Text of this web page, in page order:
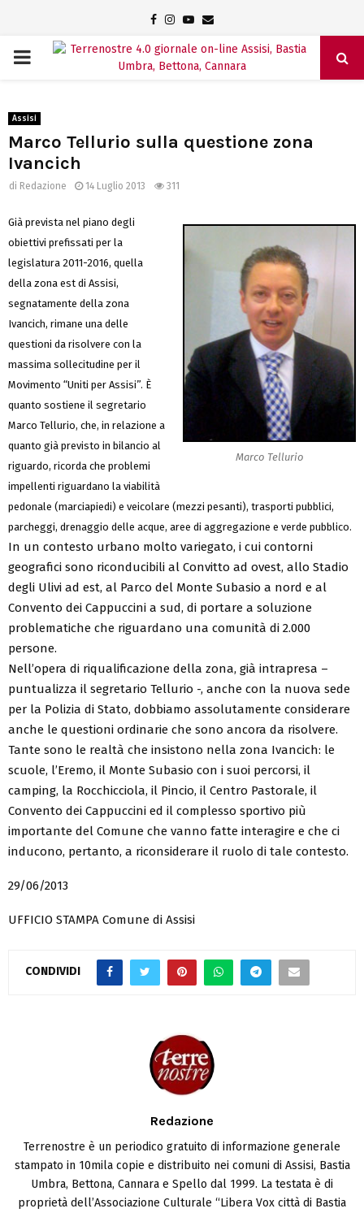
Facebook
Instagram
Youtube
Email
PRIMARY
Assisi
Marco Tellurio sulla questione zona
Ivancich
di Redazione 14 Luglio 2013 311
Marco Tellurio
Già prevista nel piano degli
obiettivi prefissati per la
legislatura 2011-2016, quella
della zona est di Assisi,
segnatamente della zona
Ivancich, rimane una delle
questioni da risolvere con la
massima sollecitudine per il
Movimento “Uniti per Assisi”. È
quanto sostiene il segretario
Marco Tellurio, che, in relazione a
quanto già previsto in bilancio al
riguardo, ricorda che problemi
impellenti riguardano la viabilità
pedonale (marciapiedi) e veicolare (mezzi pesanti), trasporti pubblici,
parcheggi, drenaggio delle acque, aree di aggregazione e verde pubblico.
In un contesto urbano molto variegato, i cui contorni
geografici sono riconducibili al Convitto ad ovest, allo Stadio
degli Ulivi ad est, al Parco del Monte Subasio a nord e al
Convento dei Cappuccini a sud, di portare a soluzione
problematiche che riguardano una comunità di 2.000
persone.
Nell’opera di riqualificazione della zona, già intrapresa –
puntualizza il segretario Tellurio -, anche con la nuova sede
per la Polizia di Stato, dobbiamo assolutamente considerare
anche le questioni ordinarie che sono ancora da risolvere.
Tante sono le realtà che insistono nella zona Ivancich: le
scuole, l’Eremo, il Monte Subasio con i suoi percorsi, il
camping, la Rocchicciola, il Pincio, il Centro Pastorale, il
Convento dei Cappuccini ed il complesso sportivo più
importante del Comune che vanno fatte interagire e che ci
inducono, pertanto, a riconsiderare il ruolo di tale contesto.
29/06/2013
UFFICIO STAMPA Comune di Assisi
CONDIVIDI
Redazione
Terrenostre è un periodico gratuito di informazione generale
stampato in 10mila copie e distribuito nei comuni di Assisi, Bastia
Umbra, Bettona, Cannara e Spello dal 1999. La testata è di
proprietà dell’Associazione Culturale “Libera Vox città di Bastia